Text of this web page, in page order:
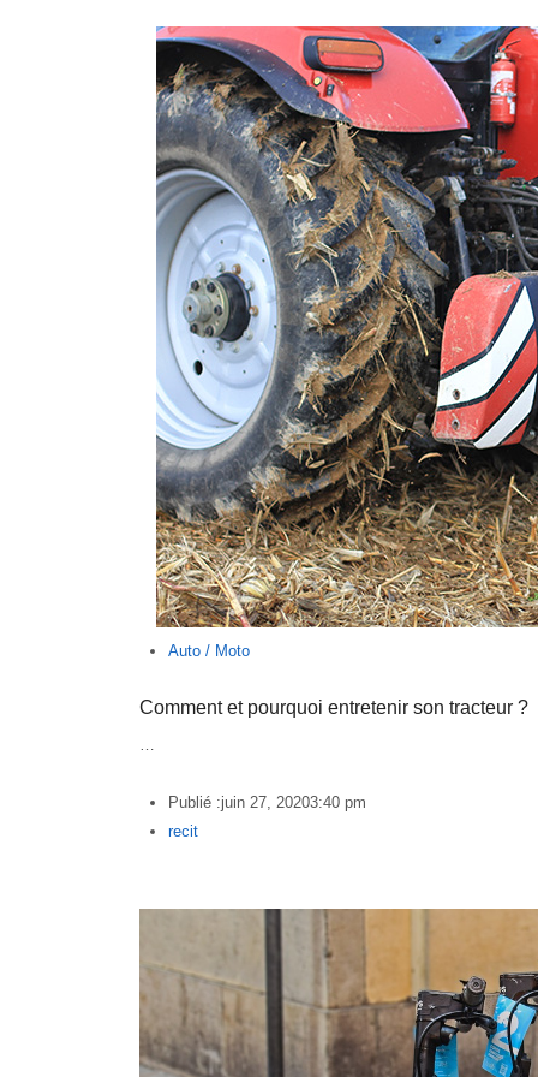
Auto / Moto
Comment et pourquoi entretenir son tracteur ?
…
Publié :juin 27, 20203:40 pm
Author
recit